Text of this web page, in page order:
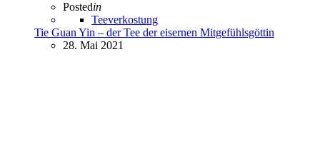
Postedin
Teeverkostung
Tie Guan Yin – der Tee der eisernen Mitgefühlsgöttin
28. Mai 2021